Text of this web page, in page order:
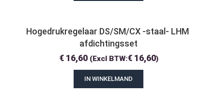
Hogedrukregelaar DS/SM/CX -staal- LHM
afdichtingsset
€16,60 (Excl BTW:€16,60)
IN WINKELMAND